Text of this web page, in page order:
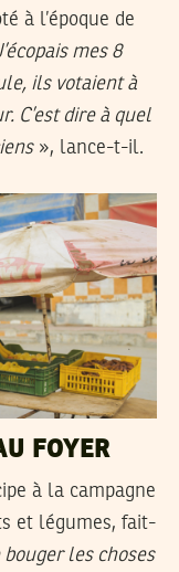
à l’époque de
mes 8
ils votaient à
C’est dire à quel
», lance-t-il.
FOYER
à la campagne
et légumes, fait-
les choses